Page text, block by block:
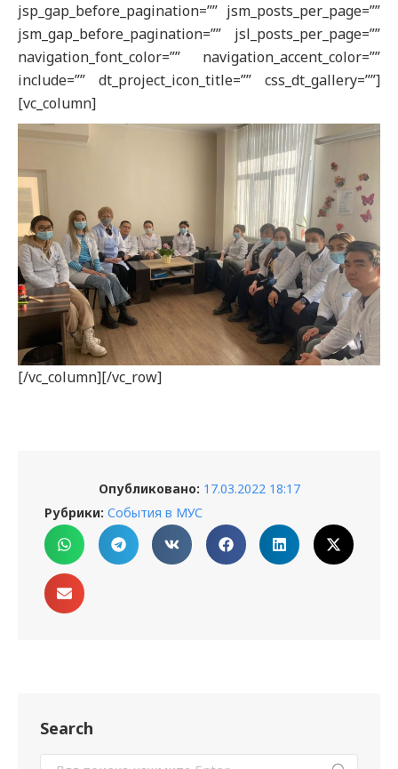
jsp_gap_before_pagination=”” jsm_posts_per_page=””
jsm_gap_before_pagination=”” jsl_posts_per_page=””
navigation_font_color=”” navigation_accent_color=””
include=”” dt_project_icon_title=”” css_dt_gallery=””]
[vc_column]
[/vc_column][/vc_row]
Опубликовано: 17.03.2022 18:17
Рубрики: События в МУС
Search